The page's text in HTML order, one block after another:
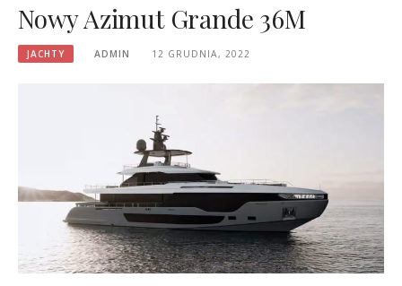
Nowy Azimut Grande 36M
JACHTY ADMIN 12 GRUDNIA, 2022